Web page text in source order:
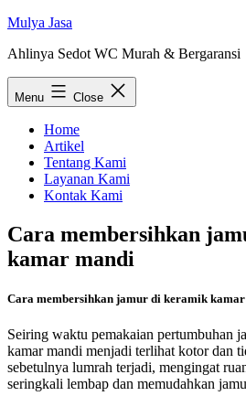
Skip
content
Mulya Jasa
Ahlinya Sedot WC Murah & Bergaransi
Menu Close
Home
Artikel
Tentang Kami
Layanan Kami
Kontak Kami
Cara membersihkan
kamar mandi
Cara membersihkan jamur di keramik
Seiring waktu pemakaian pertumbuhan
kamar mandi menjadi terlihat kotor dan
sebetulnya lumrah terjadi, mengingat
seringkali lembap dan memudahkan